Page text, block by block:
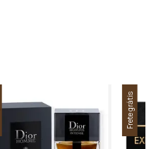
Frete grátis